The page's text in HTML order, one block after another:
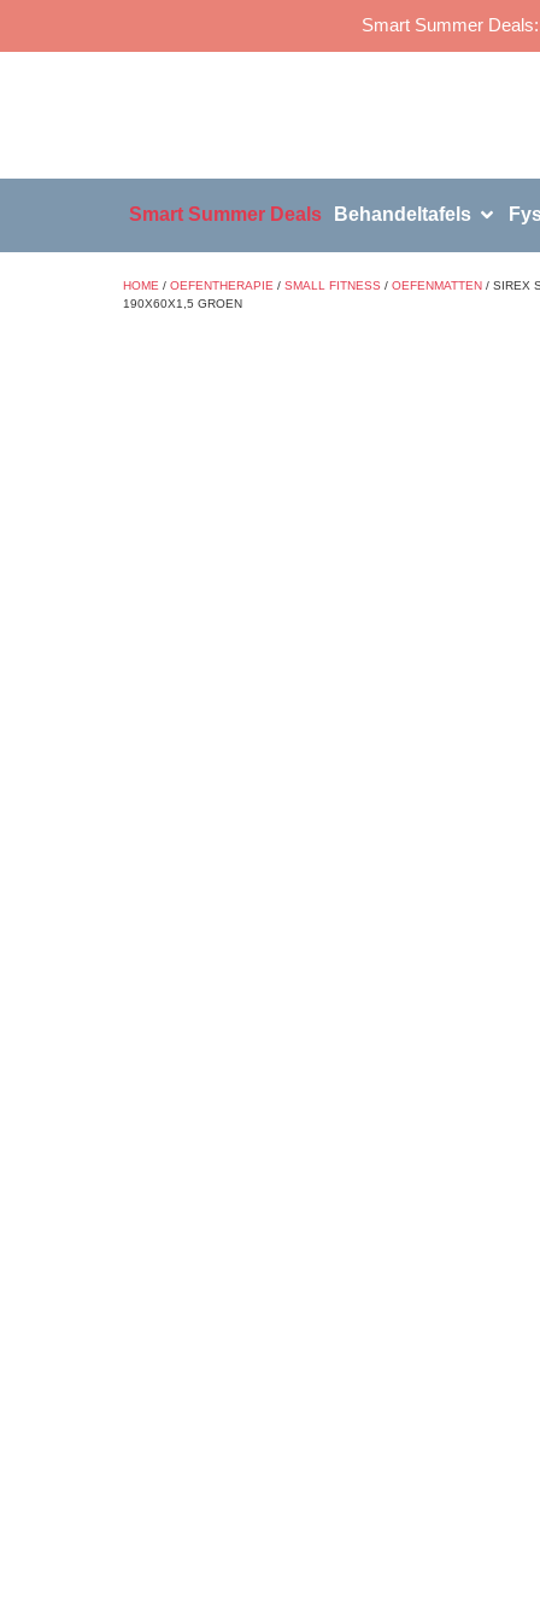
Smart Summer
Smart Summer Deals Behandeltafels
HOME / OEFENTHERAPIE / SMALL FITNESS / OEFENMATTEN / SIREX
190X60X1,5 GROEN